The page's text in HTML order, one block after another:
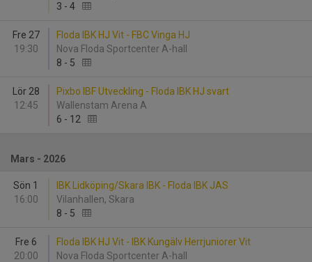
3 - 4
Fre 27
19:30
Floda IBK HJ Vit - FBC Vinga HJ
Nova Floda Sportcenter A-hall
8 - 5
Lör 28
12:45
Pixbo IBF Utveckling - Floda IBK HJ svart
Wallenstam Arena A
6 - 12
Mars - 2026
Sön 1
16:00
IBK Lidköping/Skara IBK - Floda IBK JAS
Vilanhallen, Skara
8 - 5
Fre 6
20:00
Floda IBK HJ Vit - IBK Kungälv Herrjuniorer Vit
Nova Floda Sportcenter A-hall